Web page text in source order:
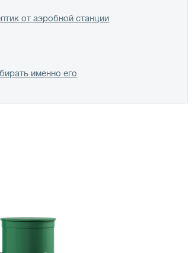
от аэробной станции
именно его